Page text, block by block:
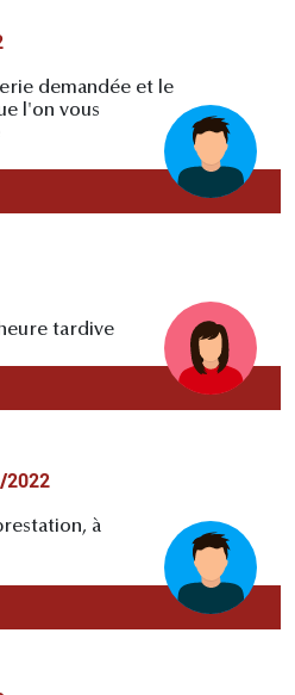
demandée et le
l'on vous
tardive
2022
à